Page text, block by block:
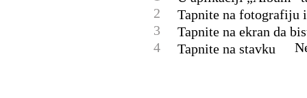
2
Tapnite na fotografiju
3
Tapnite na ekran da
4
Tapnite na stavku